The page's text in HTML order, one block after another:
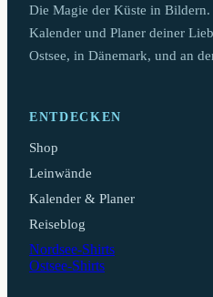
können
auf
der
Produktseite
Die Magie der Küste in
Kalender und Planer deiner
Ostsee, in Dänemark, und an
ENTDECKEN
Shop
Leinwände
Kalender & Planer
Reiseblog
Nordsee-Shirts
Ostsee-Shirts